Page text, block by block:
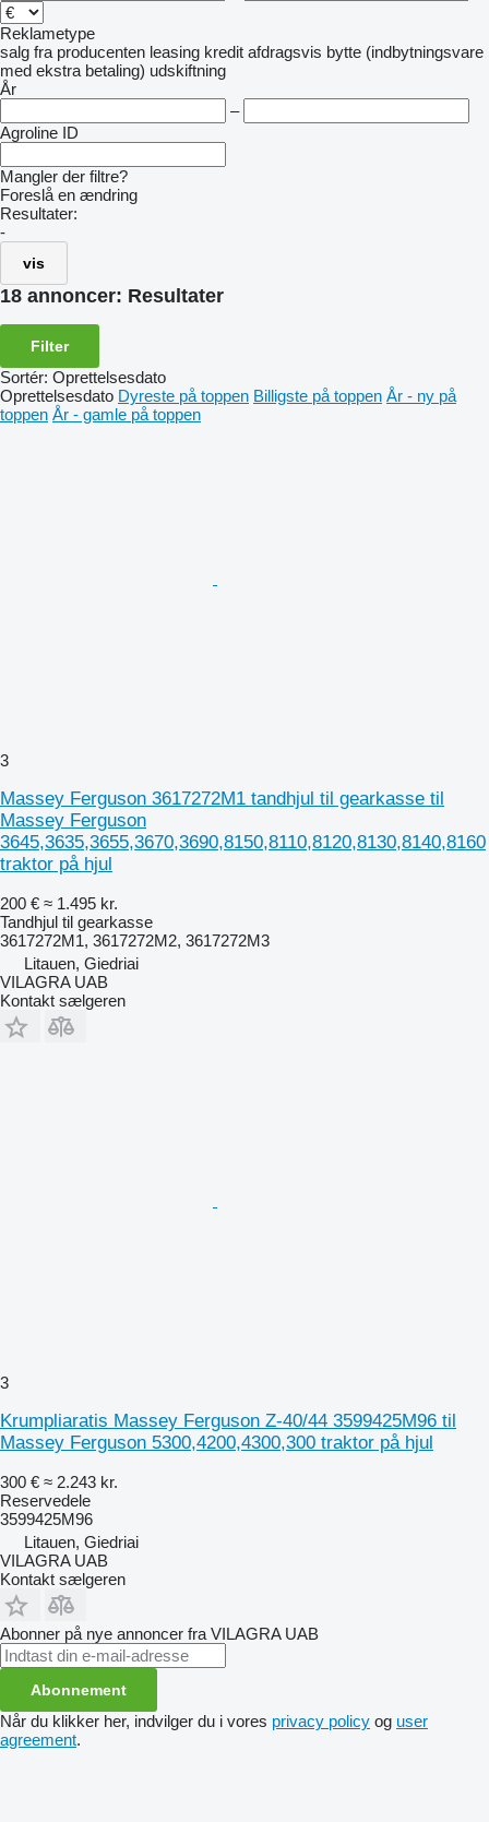
Reklametype
salg fra producenten leasing kredit afdragsvis bytte (indbytningsvare
med ekstra betaling) udskiftning
År
–
Agroline ID
Mangler der filtre?
Foreslå en ændring
Resultater:
-
vis
18 annoncer: Resultater
Filter
Sortér: Oprettelsesdato
Oprettelsesdato Dyreste på toppen Billigste på toppen År - ny på
toppen År - gamle på toppen
3
Massey Ferguson 3617272M1 tandhjul til gearkasse til
Massey Ferguson
3645,3635,3655,3670,3690,8150,8110,8120,8130,8140,8160
traktor på hjul
200 € ≈ 1.495 kr.
Tandhjul til gearkasse
3617272M1, 3617272M2, 3617272M3
Litauen, Giedriai
VILAGRA UAB
Kontakt sælgeren
3
Krumpliaratis Massey Ferguson Z-40/44 3599425M96 til
Massey Ferguson 5300,4200,4300,300 traktor på hjul
300 € ≈ 2.243 kr.
Reservedele
3599425M96
Litauen, Giedriai
VILAGRA UAB
Kontakt sælgeren
Abonner på nye annoncer fra VILAGRA UAB
Abonnement
Når du klikker her, indvilger du i vores privacy policy og user
agreement.